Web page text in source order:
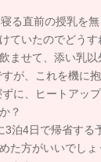
る直前の授乳を
ていたのでどう
ませて、添い乳
が、これを機に
ずに、ヒートアッ
？
泊4日で帰省する
た方がいいでしょ